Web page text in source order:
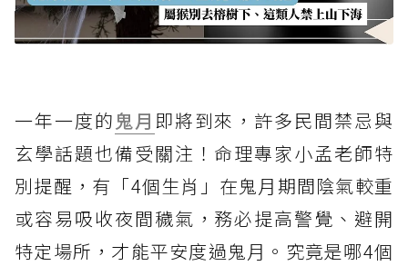
一年一度的鬼月 即將到來，許多民間禁忌與
玄學話題也備受關注！命理專家小孟老師特
別提醒，有「4個生肖」在鬼月期間陰氣較重
或容易吸收夜間穢氣，務必提高警覺、避開
特定場所，才能平安度過鬼月。究竟是哪4個